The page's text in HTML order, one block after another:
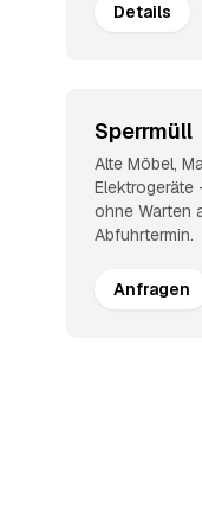
Details
Sperrmüll
Alte Möbel,
ohne Warten
Abfuhrtermin.
Anfragen